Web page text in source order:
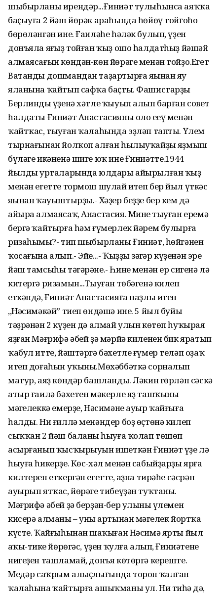
шыбырланы ирендәр...Ғиниәт тулыһынса аяҡҡа
баҫыуға 2 йәш йөрәк араһында һөйөү тойғоһо
бөрөләнгән ине. Ғаиләһе һәләк булып, үҙен
донъяла яңғыҙ тойған ҡыҙ ошо һалдатһыҙ йәшәй
алмаясағын көндән-көн йөрәге менән тойҙо.Егет
Ватанды дошмандан таҙартырға яңынан яу
яланына ҡайтып сафҡа баҫты. Фашистарҙы
Берлиндың үҙенә хәтле ҡыуып алып барған совет
һалдаты Ғиниәт Анастасияны оло еңеү менән
ҡайтҡас, тыуған ҡалаһында эҙләп тапты. Үлем
тырнағынан йолҡоп алған һылыуҡайҙың яҙмыш
бүләге икәненә шиге юҡ ине Ғиниәттең.1944
йылдың урталарында юлдары айырылған ҡыҙ
менән егетте тормош шулай итеп бер йыл үткәс
яңынан ҡауыштырҙы.- Хәҙер беҙҙе бер кем дә
айыра алмаясаҡ, Анастасия. Минең тыуған еремә
бергә ҡайтырға һәм ғүмерлек йәрем булырға
ризаһыңмы?- тип шыбырланы Ғиниәт, һөйгәнен
ҡосағына алып.- Эйе...- Ҡыҙҙың зәңгәр күҙенән эре
йәш тамсыһы тәгәрәне.- Һинең менән ер сигенә лә
китергә ризамын...Тыуған төбәгенә килеп
еткәндә, Ғиниәт Анастасияға наҙлы итеп
,,Нәсимәкәй” тиеп өндәшә ине. 5 йыл буйы
тәҙрәнән 2 күҙен дә алмай улын көтөп һуҡырая
яҙған Мәғрифә әбей ҙә мәрйә киленен бик яратып
ҡабул итте, йәштәргә бәхетле ғүмер теләп оҙаҡ
итеп доғаһын уҡыны.Мөхәббәткә сорналып
матур, аяҙ көндәр башланды. Ләкин гөрләп сәскә
атыр ғаилә бәхетен мәкерле яҙ ташҡыны
мәңгелеккә емерҙе, Нәсимәне ауыр ҡайғыға
һалды. Ни ғиллә менәндер боҙ өҫтөнә килеп
сыҡҡан 2 йәш баланың һыуға ҡолап төшөп
асырғанып ҡысҡырыуын ишеткән Ғиниәт үҙе лә
һыуға һикерҙе. Көс-хәл менән сабыйҙарҙы ярға
килтереп еткергән егеттең, аҙна тирәһе сәсрәп
ауырып ятҡас, йөрәге тибеүҙән туҡтаны.
Мәғрифә әбей ҙә берҙән-бер улының үлемен
кисерә алманы – уның артынан мәңгелек йортҡа
күсте. Ҡайғыһынан шаңҡыған Нәсимә ярты йыл
аңҡы-тиңке йөрөгәс, үҙен ҡулға алып, Ғиниәтенең
нигеҙен ташламай, донъя көтөргә кереште.
Меңдәр саҡрым алыҫлығында тороп ҡалған
ҡалаһына ҡайтырға ашыҡманы ул. Ни тиһәң дә,